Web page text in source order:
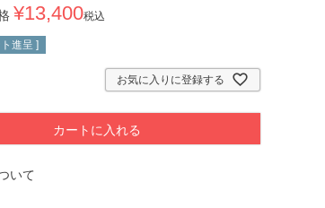
¥13,400税込
進呈 ]
お気に入りに登録する
カートに入れる
いて